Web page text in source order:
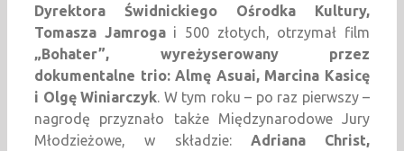
Dyrektora Świdnickiego Ośrodka Kultury,
Tomasza Jamrogai 500 złotych, otrzymał film
„Bohater”, wyreżyserowany przez
dokumentalne trio: Almę Asuai, Marcina Kasicę
i Olgę Winiarczyk. W tym roku – po raz pierwszy –
nagrodę przyznało także Międzynarodowe Jury
Młodzieżowe, w składzie: Adriana Christ,